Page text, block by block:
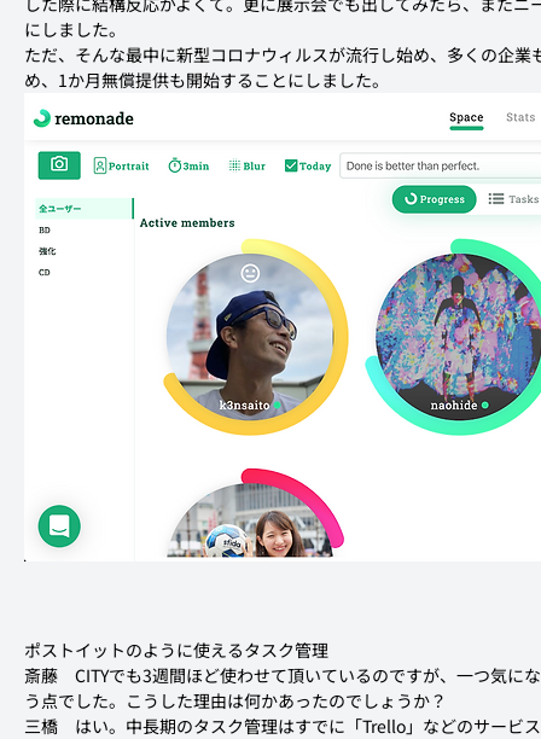
にしました。
ただ、そんな最中に新型コロナウィルスが流行し始め、多くの企
め、1か月無償提供も開始することにしました。
ポストイットのように使えるタスク管理
斎藤 CITYでも3週間ほど使わせて頂いているのですが、一つ気に
う点でした。こうした理由は何かあったのでしょうか？
三橋 はい。中長期のタスク管理はすでに「Trello」などのサービ